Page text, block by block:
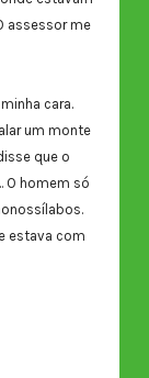
assessor me
cara.
um monte
que o
O homem só
estava com